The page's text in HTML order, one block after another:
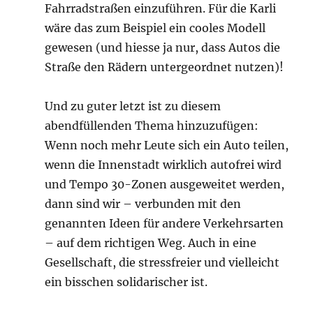
Fahrradstraßen einzuführen. Für die Karli
wäre das zum Beispiel ein cooles Modell
gewesen (und hiesse ja nur, dass Autos die
Straße den Rädern untergeordnet nutzen)!
Und zu guter letzt ist zu diesem
abendfüllenden Thema hinzuzufügen:
Wenn noch mehr Leute sich ein Auto teilen,
wenn die Innenstadt wirklich autofrei wird
und Tempo 30-Zonen ausgeweitet werden,
dann sind wir – verbunden mit den
genannten Ideen für andere Verkehrsarten
– auf dem richtigen Weg. Auch in eine
Gesellschaft, die stressfreier und vielleicht
ein bisschen solidarischer ist.